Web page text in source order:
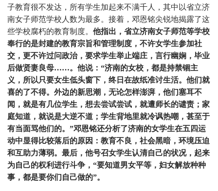
子教育很不发达，所有学生加起来不满千人，其中以省立济
南女子师范学校人数为最多。接着，邓恩铭尖锐地揭露了这
些学校腐朽的教育制度。 他指出，省立济南女子师范等学校
奉行的是封建的教育宗旨和管理制度，不许女学生参加社
交，更不许过问政治，要求学生举止端庄，言行幽娴，毕业
后做贤妻良母……。他说：“济南的女校，都是持禁锢主
义，所以只要女生低头窗下，终日在故纸准讨生活。他们就
喜的了不得。外边的新思潮，无论怎样澎湃，他们塞耳不
闻，就是有几位学生，想去尝试尝试，就遭师长的谴责；家
庭知道，就说是大逆不道；学生背地里就冷讽热嘲，甚至于
有当面骂他们的。”邓恩铭还分析了济南的女学生在五四运
动中显得比较落后的原因：教育不良，社会黑暗，环境压迫
和互助力薄弱。最后，他号召女学生认清自己的状况，起来
为自己的权利进行斗争，“要知道男女平等，妇女解放种种
事，都是要你们自己做的”。